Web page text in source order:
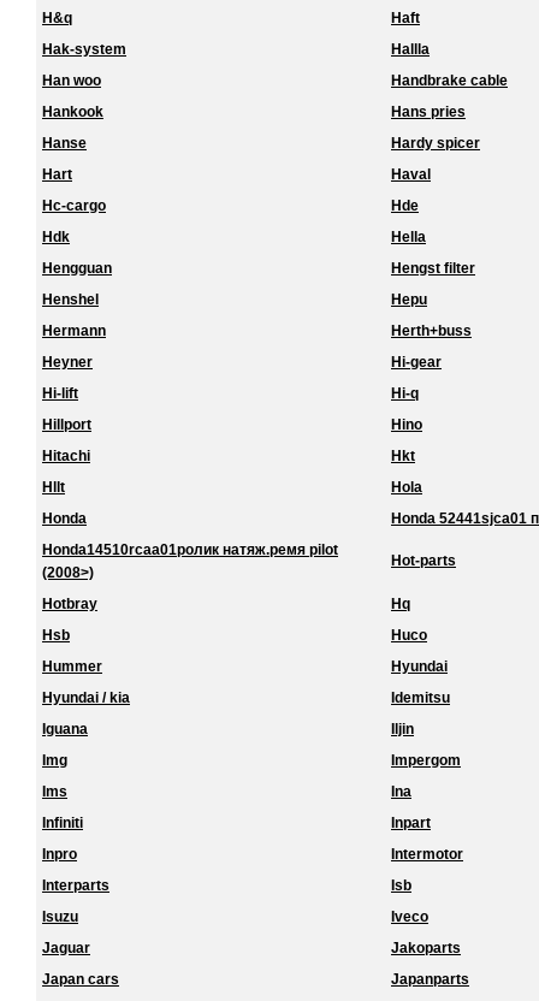
H&q
Haft
Hak-system
Hallla
Han woo
Handbrake cable
Hankook
Hans pries
Hanse
Hardy spicer
Hart
Haval
Hc-cargo
Hde
Hdk
Hella
Hengguan
Hengst filter
Henshel
Hepu
Hermann
Herth+buss
Heyner
Hi-gear
Hi-lift
Hi-q
Hillport
Hino
Hitachi
Hkt
Hllt
Hola
Honda
Honda 52441sjca01
Honda14510rcaa01ролик натяж.ремя pilot
(2008>)
Hot-parts
Hotbray
Hq
Hsb
Huco
Hummer
Hyundai
Hyundai / kia
Idemitsu
Iguana
Iljin
Img
Impergom
Ims
Ina
Infiniti
Inpart
Inpro
Intermotor
Interparts
Isb
Isuzu
Iveco
Jaguar
Jakoparts
Japan cars
Japanparts